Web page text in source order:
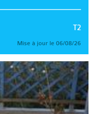
T2
Mise à jour le 06/08/26